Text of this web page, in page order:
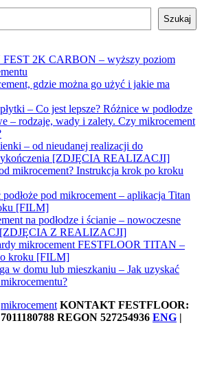
Szukaj
FEST 2K CARBON – wyższy poziom
gdzie można go użyć i jakie ma
– Co jest lepsze? Różnice w podłodze
– rodzaje, wady i zalety. Czy mikrocement
– od nieudanej realizacji do
[ZDJĘCIA REALIZACJI]
mikrocement? Instrukcja krok po kroku
pod mikrocement – aplikacja Titan
[FILM]
na podłodze i ścianie – nowoczesne
[ZDJĘCIA Z REALIZACJI]
mikrocement FESTFLOOR TITAN –
kroku [FILM]
w domu lub mieszkaniu – Jak uzyskać
mikrocement KONTAKT FESTFLOOR:
REGON 527254936 ENG |